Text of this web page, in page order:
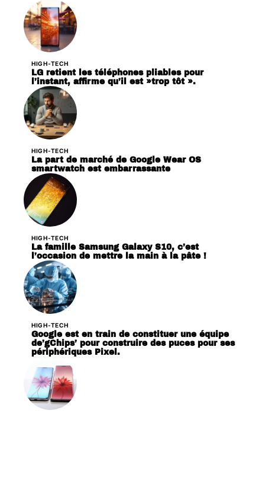
HIGH-TECH
LG retient les téléphones pliables pour
l’instant, affirme qu’il est »trop tôt ».
HIGH-TECH
La part de marché de Google Wear OS
smartwatch est embarrassante
HIGH-TECH
La famille Samsung Galaxy S10, c’est
l’occasion de mettre la main à la pâte !
HIGH-TECH
Google est en train de constituer une équipe
de’gChips’ pour construire des puces pour ses
périphériques Pixel.